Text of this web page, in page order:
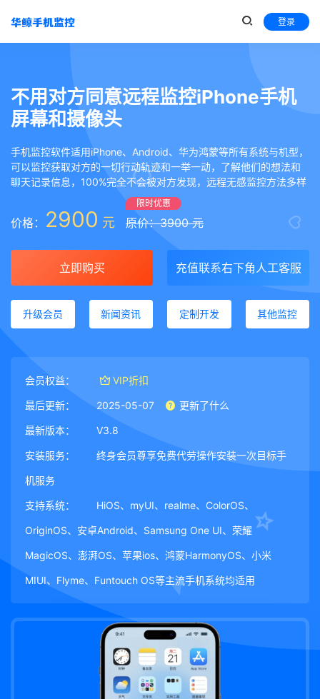
登录
不用对方同意远程监控iPhone手机
屏幕和摄像头
手机监控软件适用iPhone、Android、华为鸿蒙等所有系统与机型，
可以监控获取对方的一切行动轨迹和一举一动，了解他们的想法和
聊天记录信息，100%完全不会被对方发现，远程无感监控方法多样
价格： 2900 元
限时优惠
原价：3900 元
立即购买 充值联系右下角人工客服
升级会员 新闻资讯 定制开发 其他监控
会员权益： VIP折扣
最后更新： 2025-05-07 更新了什么
最新版本： V3.8
安装服务： 终身会员尊享免费代劳操作安装一次目标手
机服务
支持系统： HiOS、myUI、realme、ColorOS、
OriginOS、安卓Android、Samsung One UI、荣耀
MagicOS、澎湃OS、苹果ios、鸿蒙HarmonyOS、小米
MIUI、Flyme、Funtouch OS等主流手机系统均适用